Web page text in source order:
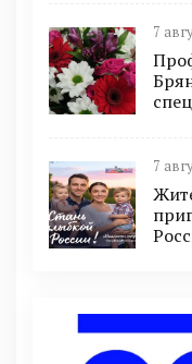
7
7